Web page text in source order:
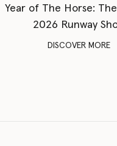
Year of The Horse:
2026 Runway
DISCOVER MORE